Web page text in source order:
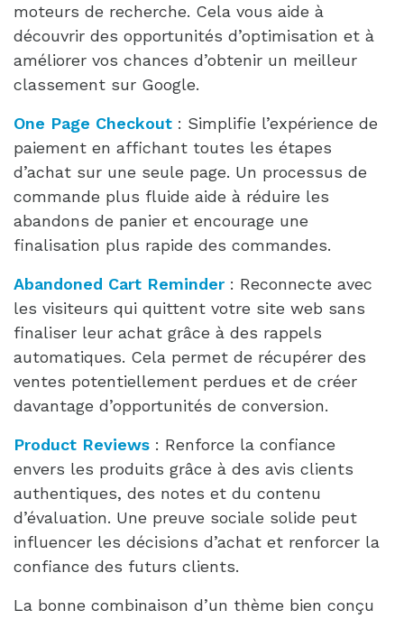
moteurs de recherche. Cela vous aide à
découvrir des opportunités d’optimisation et à
améliorer vos chances d’obtenir un meilleur
classement sur Google.
One Page Checkout : Simplifie l’expérience de
paiement en affichant toutes les étapes
d’achat sur une seule page. Un processus de
commande plus fluide aide à réduire les
abandons de panier et encourage une
finalisation plus rapide des commandes.
Abandoned Cart Reminder : Reconnecte avec
les visiteurs qui quittent votre site web sans
finaliser leur achat grâce à des rappels
automatiques. Cela permet de récupérer des
ventes potentiellement perdues et de créer
davantage d’opportunités de conversion.
Product Reviews : Renforce la confiance
envers les produits grâce à des avis clients
authentiques, des notes et du contenu
d’évaluation. Une preuve sociale solide peut
influencer les décisions d’achat et renforcer la
confiance des futurs clients.
La bonne combinaison d’un thème bien conçu